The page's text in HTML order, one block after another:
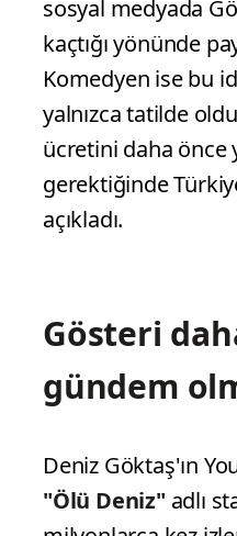
sosyal medyada
kaçtığı yönünde
Komedyen ise bu
yalnızca tatilde
ücretini daha önce
gerektiğinde
açıkladı.
Gösteri
gündem
Deniz Göktaş'ın
"Ölü Deniz" adlı